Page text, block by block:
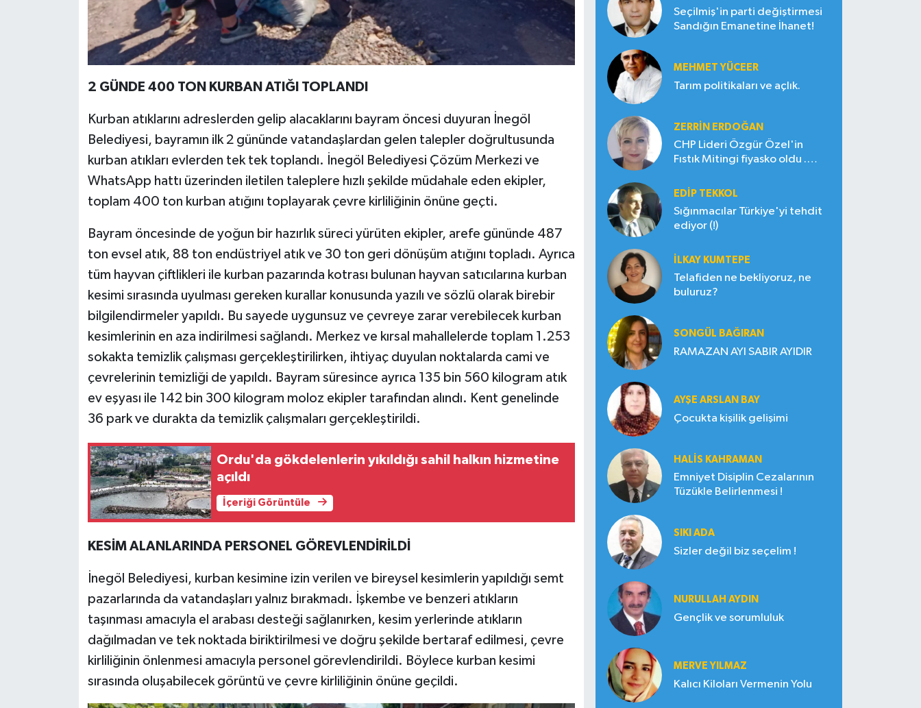
2 GÜNDE 400 TON KURBAN ATIĞI TOPLANDI
Kurban atıklarını adreslerden gelip alacaklarını bayram öncesi duyuran İnegöl
Belediyesi, bayramın ilk 2 gününde vatandaşlardan gelen talepler doğrultusunda
kurban atıkları evlerden tek tek toplandı. İnegöl Belediyesi Çözüm Merkezi ve
WhatsApp hattı üzerinden iletilen taleplere hızlı şekilde müdahale eden ekipler,
toplam 400 ton kurban atığını toplayarak çevre kirliliğinin önüne geçti.
Bayram öncesinde de yoğun bir hazırlık süreci yürüten ekipler, arefe gününde 487
ton evsel atık, 88 ton endüstriyel atık ve 30 ton geri dönüşüm atığını topladı. Ayrıca
tüm hayvan çiftlikleri ile kurban pazarında kotrası bulunan hayvan satıcılarına kurban
kesimi sırasında uyulması gereken kurallar konusunda yazılı ve sözlü olarak birebir
bilgilendirmeler yapıldı. Bu sayede uygunsuz ve çevreye zarar verebilecek kurban
kesimlerinin en aza indirilmesi sağlandı. Merkez ve kırsal mahallelerde toplam 1.253
sokakta temizlik çalışması gerçekleştirilirken, ihtiyaç duyulan noktalarda cami ve
çevrelerinin temizliği de yapıldı. Bayram süresince ayrıca 135 bin 560 kilogram atık
ev eşyası ile 142 bin 300 kilogram moloz ekipler tarafından alındı. Kent genelinde
36 park ve durakta da temizlik çalışmaları gerçekleştirildi.
Ordu'da gökdelenlerin yıkıldığı sahil halkın hizmetine
açıldı
İçeriği Görüntüle
KESİM ALANLARINDA PERSONEL GÖREVLENDİRİLDİ
İnegöl Belediyesi, kurban kesimine izin verilen ve bireysel kesimlerin yapıldığı semt
pazarlarında da vatandaşları yalnız bırakmadı. İşkembe ve benzeri atıkların
taşınması amacıyla el arabası desteği sağlanırken, kesim yerlerinde atıkların
dağılmadan ve tek noktada biriktirilmesi ve doğru şekilde bertaraf edilmesi, çevre
kirliliğinin önlenmesi amacıyla personel görevlendirildi. Böylece kurban kesimi
sırasında oluşabilecek görüntü ve çevre kirliliğinin önüne geçildi.
Seçilmiş'in parti değiştirmesi
Sandığın Emanetine İhanet!
MEHMET YÜCEER
Tarım politikaları ve açlık.
ZERRIN ERDOĞAN
CHP Lideri Özgür Özel'in
Fıstık Mitingi fiyasko oldu .
EDIP TEKKOL
Sığınmacılar Türkiye'yi tehdit
ediyor (!)
İLKAY KUMTEPE
Telafiden ne bekliyoruz, ne
buluruz?
SONGÜL BAĞIRAN
RAMAZAN AYI SABIR AYIDIR
AYŞE ARSLAN BAY
Çocukta kişilik gelişimi
HALIS KAHRAMAN
Emniyet Disiplin Cezalarının
Tüzükle Belirlenmesi !
SIKI ADA
Sizler değil biz seçelim !
NURULLAH AYDIN
Gençlik ve sorumluluk
MERVE YILMAZ
Kalıcı Kiloları Vermenin Yolu